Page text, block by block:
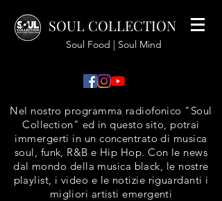
SOUL COLLECTION
Soul Food | Soul Mind
Nel nostro programma radiofonico "Soul
Collection" ed in questo sito, potrai
immergerti in un concentrato di musica
soul, funk, R&B e Hip Hop. Con le news
dal mondo della musica black, le nostre
playlist, i video e le notizie riguardanti i
migliori artisti emergenti